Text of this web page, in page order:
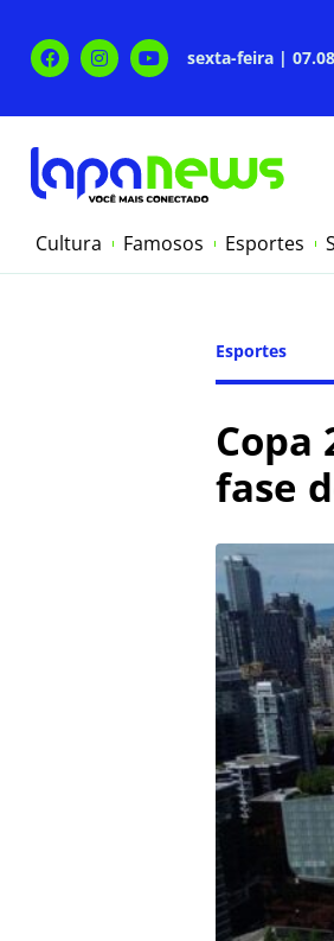
sexta-feira |
Cultura Famosos Esportes
Esportes
Copa
fase